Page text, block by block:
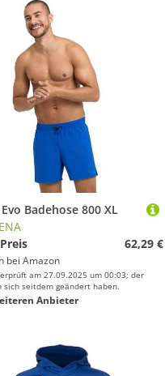
Evo Badehose 800 XL
62,29 €
bei Amazon
am 27.09.2025 um 00:03; der
sich seitdem geändert haben.
Anbieter